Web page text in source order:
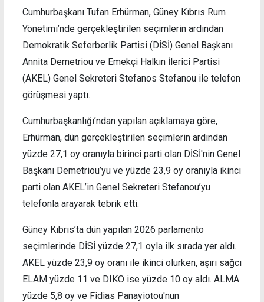
Cumhurbaşkanı Tufan Erhürman, Güney Kıbrıs Rum
Yönetimi’nde gerçekleştirilen seçimlerin ardından
Demokratik Seferberlik Partisi (DİSİ) Genel Başkanı
Annita Demetriou ve Emekçi Halkın İlerici Partisi
(AKEL) Genel Sekreteri Stefanos Stefanou ile telefon
görüşmesi yaptı.
Cumhurbaşkanlığı’ndan yapılan açıklamaya göre,
Erhürman, dün gerçekleştirilen seçimlerin ardından
yüzde 27,1 oy oranıyla birinci parti olan DİSİ'nin Genel
Başkanı Demetriou’yu ve yüzde 23,9 oy oranıyla ikinci
parti olan AKEL’in Genel Sekreteri Stefanou’yu
telefonla arayarak tebrik etti.
Güney Kıbrıs’ta dün yapılan 2026 parlamento
seçimlerinde DİSİ yüzde 27,1 oyla ilk sırada yer aldı.
AKEL yüzde 23,9 oy oranı ile ikinci olurken, aşırı sağcı
ELAM yüzde 11 ve DIKO ise yüzde 10 oy aldı. ALMA
yüzde 5,8 oy ve Fidias Panayiotou'nun